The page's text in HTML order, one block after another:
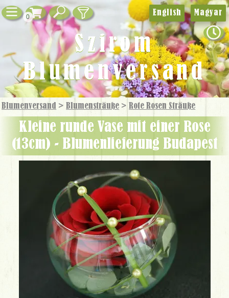
0
Blumenversand > Blumensträuße > Rote Rosen Sträuße
kleine runde Vase mit einer Rose
(13cm) - Blumenlieferung Budapest
English Magyar
Szirom
Blumenversand